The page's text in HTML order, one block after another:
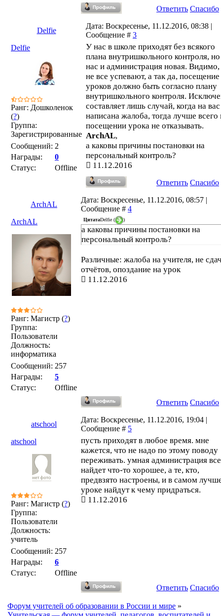
Ответить Спасибо
Delfie
Дата: Воскресенье, 11.12.2016, 08:38 |
Сообщение # 3
Delfie
Ранг: Дошколенок
(?)
Группа:
Зарегистрированные
Сообщений: 2
Награды:
0
Статус:
Offline
У нас в школе приходят без всякого
плана внутришкольного контроля,
нас и администрация новая.
не все успевают, а так да, посещение
уроков должно быть согласно плану
внутришкольного контроля.
составляет лишь случай, когда на вас
написана жалоба, тогда лучше всего
посещении урока не отказывать.
ArchAL,
а каковы причины постановки на
персональный контроль?
11.12.2016
Ответить Спасибо
ArchAL
Дата: Воскресенье, 11.12.2016, 08:57 |
Сообщение # 4
ArchAL
Ранг: Магистр (?)
Группа:
Пользователи
Должность:
информатика
Сообщений: 257
Награды:
5
Статус:
Offline
ЦитатаDelfie ( )
а каковы причины постановки на
персональный контроль?
Различные: жалоба на учителя, не
отчётов, опоздание на урок
11.12.2016
Ответить Спасибо
atschool
Дата: Воскресенье, 11.12.2016, 19:04 |
Сообщение # 5
atschool
Ранг: Магистр (?)
Группа:
Пользователи
Должность:
учитель
Сообщений: 257
Награды:
6
Статус:
Offline
пусть приходят в любое время. мне
кажется, что не надо по этому поводу
переживать. умная администрация
найдет что-то хорошее, а те, кто,
предвзято настроены, и в самом
уроке найдут к чему придраться.
11.12.2016
Ответить Спасибо
Форум учителей об образовании в России и мире »